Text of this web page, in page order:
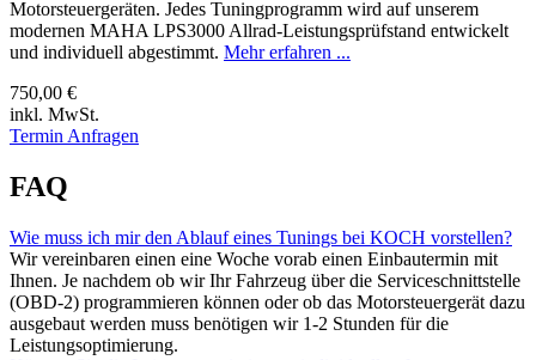
Motorsteuergeräten. Jedes Tuningprogramm wird auf unserem
modernen MAHA LPS3000 Allrad-Leistungsprüfstand entwickelt
und individuell abgestimmt. Mehr erfahren ...
750,00 €
inkl. MwSt.
Termin Anfragen
FAQ
Wie muss ich mir den Ablauf eines Tunings bei KOCH vorstellen?
Wir vereinbaren einen eine Woche vorab einen Einbautermin mit
Ihnen. Je nachdem ob wir Ihr Fahrzeug über die Serviceschnittstelle
(OBD-2) programmieren können oder ob das Motorsteuergerät dazu
ausgebaut werden muss benötigen wir 1-2 Stunden für die
Leistungsoptimierung.